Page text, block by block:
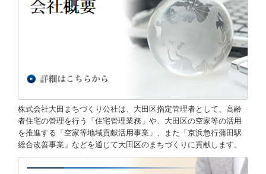
京急蒲田駅舎の管理（３階部）
蒲田地区
放置自転車対策
株式会社大田まちづくり公社は、大田区指定管理者として、高齢
者住宅の管理を行う「住宅管理業務」や、大田区の空家等の活用
を推進する「空家等地域貢献活用事業」、また「京浜急行蒲田駅
総合改善事業」などを通じて大田区のまちづくりに貢献します。